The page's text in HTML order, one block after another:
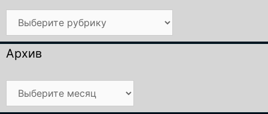
Архив